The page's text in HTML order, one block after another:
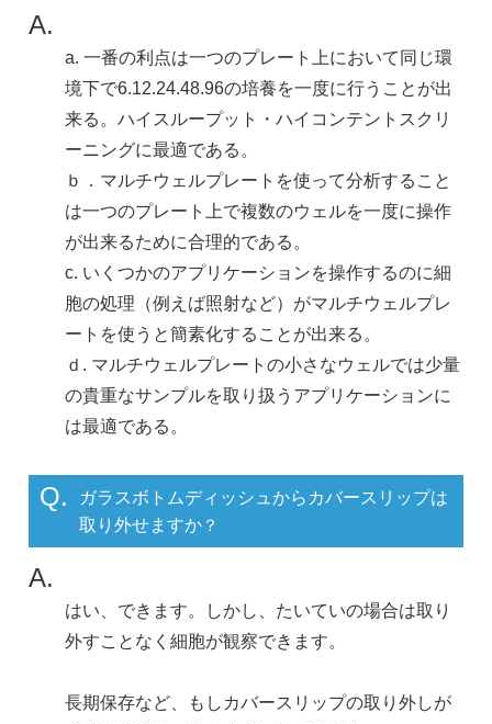
A.
a. 一番の利点は一つのプレート上において同じ環
境下で6.12.24.48.96の培養を一度に行うことが出
来る。ハイスループット・ハイコンテントスクリ
ーニングに最適である。
ｂ．マルチウェルプレートを使って分析すること
は一つのプレート上で複数のウェルを一度に操作
が出来るために合理的である。
c. いくつかのアプリケーションを操作するのに細
胞の処理（例えば照射など）がマルチウェルプレ
ートを使うと簡素化することが出来る。
ｄ. マルチウェルプレートの小さなウェルでは少量
の貴重なサンプルを取り扱うアプリケーションに
は最適である。
Q.
ガラスボトムディッシュからカバースリップは
取り外せますか ？
A.
はい、できます。しかし、たいていの場合は取り
外すことなく細胞が観察できます。
長期保存など、もしカバースリップの取り外しが